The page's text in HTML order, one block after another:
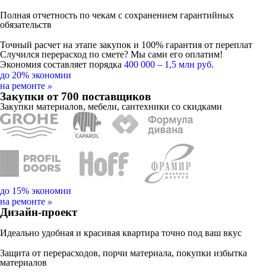
Полная отчетность по чекам с сохранением гарантийных
обязательств
Точный расчет на этапе закупок и 100% гарантия от переплат
Случился перерасход по смете? Мы сами его оплатим!
Экономия составляет порядка 400 000 – 1,5 млн руб.
до 20% экономии
на ремонте »
Закупки от 700 поставщиков
Закупки материалов, мебели, сантехники со скидками
до 15% экономии
на ремонте »
Дизайн-проект
Идеально удобная и красивая квартира точно под ваш вкус
Защита от перерасходов, порчи материала, покупки избытка
материалов